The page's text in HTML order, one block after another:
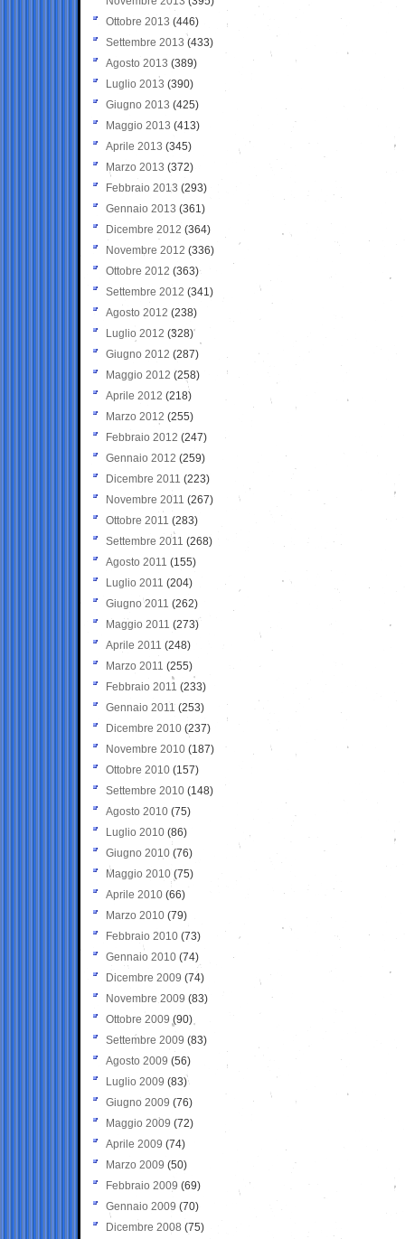
Ottobre 2013 (446)
Settembre 2013 (433)
Agosto 2013 (389)
Luglio 2013 (390)
Giugno 2013 (425)
Maggio 2013 (413)
Aprile 2013 (345)
Marzo 2013 (372)
Febbraio 2013 (293)
Gennaio 2013 (361)
Dicembre 2012 (364)
Novembre 2012 (336)
Ottobre 2012 (363)
Settembre 2012 (341)
Agosto 2012 (238)
Luglio 2012 (328)
Giugno 2012 (287)
Maggio 2012 (258)
Aprile 2012 (218)
Marzo 2012 (255)
Febbraio 2012 (247)
Gennaio 2012 (259)
Dicembre 2011 (223)
Novembre 2011 (267)
Ottobre 2011 (283)
Settembre 2011 (268)
Agosto 2011 (155)
Luglio 2011 (204)
Giugno 2011 (262)
Maggio 2011 (273)
Aprile 2011 (248)
Marzo 2011 (255)
Febbraio 2011 (233)
Gennaio 2011 (253)
Dicembre 2010 (237)
Novembre 2010 (187)
Ottobre 2010 (157)
Settembre 2010 (148)
Agosto 2010 (75)
Luglio 2010 (86)
Giugno 2010 (76)
Maggio 2010 (75)
Aprile 2010 (66)
Marzo 2010 (79)
Febbraio 2010 (73)
Gennaio 2010 (74)
Dicembre 2009 (74)
Novembre 2009 (83)
Ottobre 2009 (90)
Settembre 2009 (83)
Agosto 2009 (56)
Luglio 2009 (83)
Giugno 2009 (76)
Maggio 2009 (72)
Aprile 2009 (74)
Marzo 2009 (50)
Febbraio 2009 (69)
Gennaio 2009 (70)
Dicembre 2008 (75)